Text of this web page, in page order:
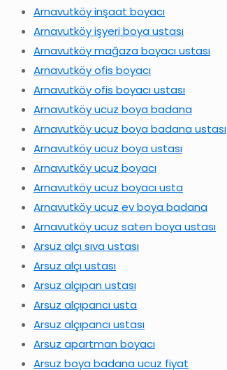
Arnavutköy inşaat boyacı
Arnavutköy işyeri boya ustası
Arnavutköy mağaza boyacı ustası
Arnavutköy ofis boyacı
Arnavutköy ofis boyacı ustası
Arnavutköy ucuz boya badana
Arnavutköy ucuz boya badana ustası
Arnavutköy ucuz boya ustası
Arnavutköy ucuz boyacı
Arnavutköy ucuz boyacı usta
Arnavutköy ucuz ev boya badana
Arnavutköy ucuz saten boya ustası
Arsuz alçı sıva ustası
Arsuz alçı ustası
Arsuz alçıpan ustası
Arsuz alçıpancı usta
Arsuz alçıpancı ustası
Arsuz apartman boyacı
Arsuz boya badana ucuz fiyat